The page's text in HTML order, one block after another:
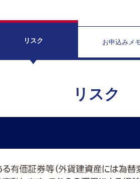
リスク お申込みメ
リスク